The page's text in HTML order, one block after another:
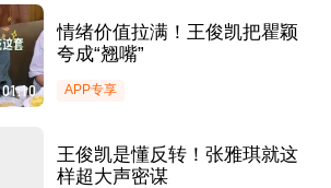
01:10
情绪价值拉满！王俊凯把瞿颖
夸成“翘嘴”
APP专享
王俊凯是懂反转！张雅琪就这
样超大声密谋